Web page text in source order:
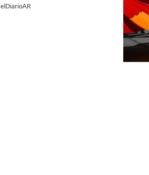
elDiarioAR